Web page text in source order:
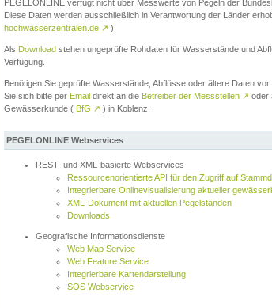
PEGELONLINE verfügt nicht über Messwerte von Pegeln der
Diese Daten werden ausschließlich in Verantwortung der Länder
hochwasserzentralen.de ↗ ).
Als Download stehen ungeprüfte Rohdaten für Wasserstände und
Verfügung.
Benötigen Sie geprüfte Wasserstände, Abflüsse oder ältere Daten
Sie sich bitte per Email direkt an die Betreiber der Messstellen ↗ oder
Gewässerkunde ( BfG ↗ ) in Koblenz.
PEGELONLINE Webservices
REST- und XML-basierte Webservices
Ressourcenorientierte API für den Zugriff auf
Integrierbare Onlinevisualisierung aktueller
XML-Dokument mit aktuellen Pegelständen
Downloads
Geografische Informationsdienste
Web Map Service
Web Feature Service
Integrierbare Kartendarstellung
SOS Webservice